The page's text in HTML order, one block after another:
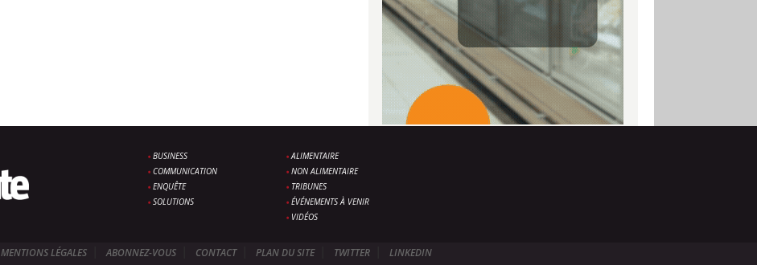
BUSINESS
COMMUNICATION
ENQUÊTE
SOLUTIONS
ALIMENTAIRE
NON ALIMENTAIRE
TRIBUNES
ÉVÉNEMENTS À VENIR
VIDÉOS
MENTIONS LÉGALES ABONNEZ-VOUS CONTACT PLAN DU SITE TWITTER LINKEDIN